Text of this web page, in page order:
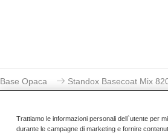
Base Opaca Standox Basecoat Mix
Trattiamo le informazioni personali dell`utente per
durante le campagne di marketing e fornire